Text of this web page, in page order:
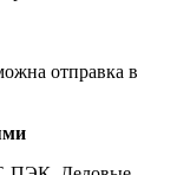
отправка в